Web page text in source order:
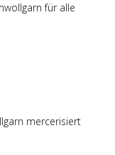
für alle
mercerisiert